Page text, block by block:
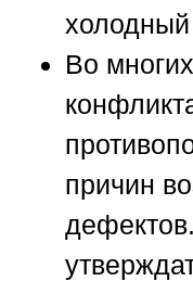
холодный
Во
причин